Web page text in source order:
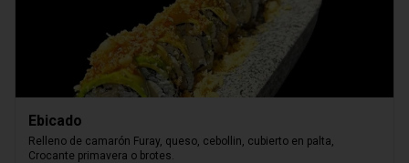
Ebicado
Relleno de camarón Furay, queso, cebollin, cubierto en palta,
Crocante primavera o brotes.